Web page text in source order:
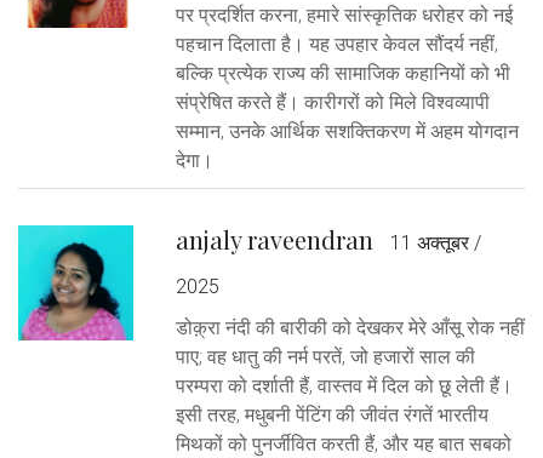
पर प्रदर्शित करना, हमारे सांस्कृतिक धरोहर को नई
पहचान दिलाता है। यह उपहार केवल सौंदर्य नहीं,
बल्कि प्रत्येक राज्य की सामाजिक कहानियों को भी
संप्रेषित करते हैं। कारीगरों को मिले विश्वव्यापी
सम्मान, उनके आर्थिक सशक्तिकरण में अहम योगदान
देगा।
anjaly raveendran
11 अक्तूबर /
2025
डोक़्रा नंदी की बारीकी को देखकर मेरे आँसू रोक नहीं
पाए; वह धातु की नर्म परतें, जो हजारों साल की
परम्परा को दर्शाती हैं, वास्तव में दिल को छू लेती हैं।
इसी तरह, मधुबनी पेंटिंग की जीवंत रंगतें भारतीय
मिथकों को पुनर्जीवित करती हैं, और यह बात सबको